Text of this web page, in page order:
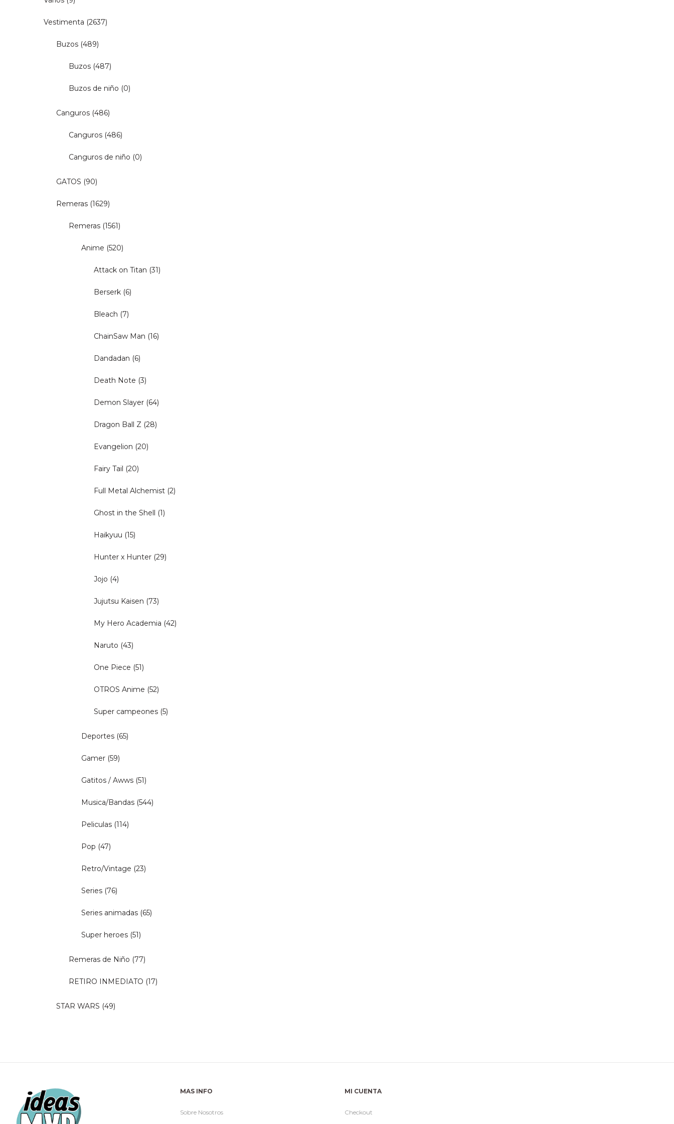
Vestimenta (2637)
Buzos (489)
Buzos (487)
Buzos de niño (0)
Canguros (486)
Canguros (486)
Canguros de niño (0)
GATOS (90)
Remeras (1629)
Remeras (1561)
Anime (520)
Attack on Titan (31)
Berserk (6)
Bleach (7)
ChainSaw Man (16)
Dandadan (6)
Death Note (3)
Demon Slayer (64)
Dragon Ball Z (28)
Evangelion (20)
Fairy Tail (20)
Full Metal Alchemist (2)
Ghost in the Shell (1)
Haikyuu (15)
Hunter x Hunter (29)
Jojo (4)
Jujutsu Kaisen (73)
My Hero Academia (42)
Naruto (43)
One Piece (51)
OTROS Anime (52)
Super campeones (5)
Deportes (65)
Gamer (59)
Gatitos / Awws (51)
Musica/Bandas (544)
Peliculas (114)
Pop (47)
Retro/Vintage (23)
Series (76)
Series animadas (65)
Super heroes (51)
Remeras de Niño (77)
RETIRO INMEDIATO (17)
STAR WARS (49)
MAS INFO
Sobre Nosotros
MI CUENTA
Checkout